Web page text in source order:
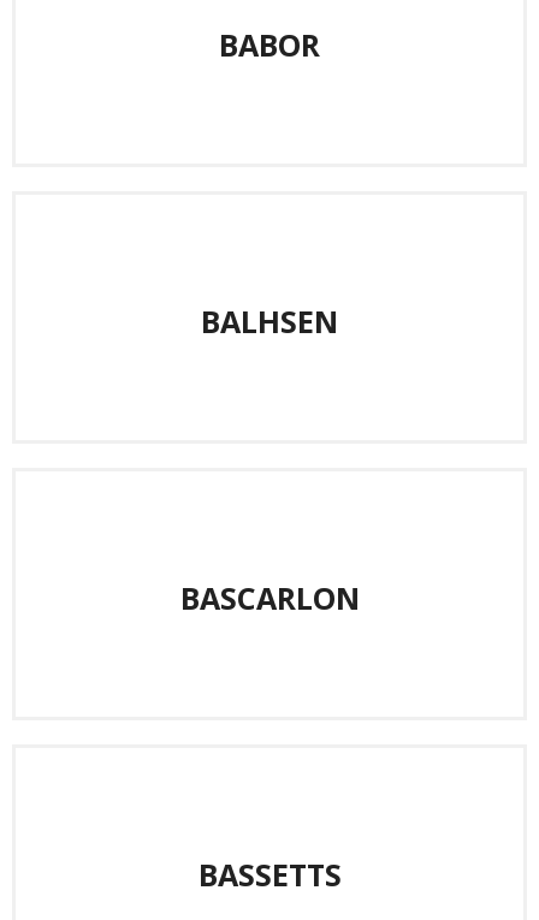
BABOR
BALHSEN
BASCARLON
BASSETTS